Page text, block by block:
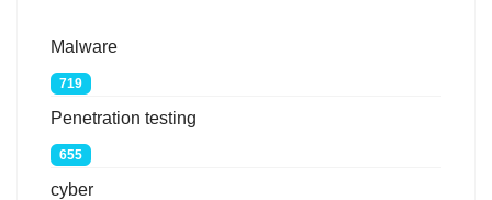
Malware
719
Penetration testing
655
cyber